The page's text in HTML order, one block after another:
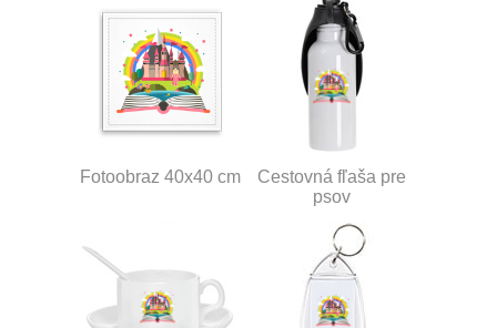
Fotoobraz 40x40 cm
Cestovná fľaša pre
psov